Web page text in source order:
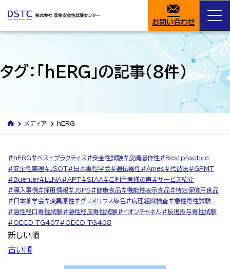
お問い合わせ
タグ：「hERG」の記事（8件）
メディア hERG
hERG ベストプラクティス 安全性試験 皮膚感作性
Bestpractice
安全性薬理
JSOT 日本毒性学会 遺伝毒性 Ames 代替法
GPMT
Buehler
LLNA APT SIAA ご利用者様の声
サービス紹介
導入事例
採用情報 JSPS 健康食品 機能性表示食品
特定保健用食品
日本薬学会
変異原性 グリメリウス染色 病理組織検査
急性毒性試験
急性経口毒性試験
急性経皮毒性試験 イオンチャネル
反復投与毒性試験
OECD TG407
OECD TG408
新しい順
古い順